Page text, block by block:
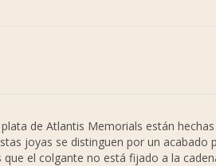
de Atlantis Memorials están
joyas se distinguen por un acabado
el colgante no está fijado a la